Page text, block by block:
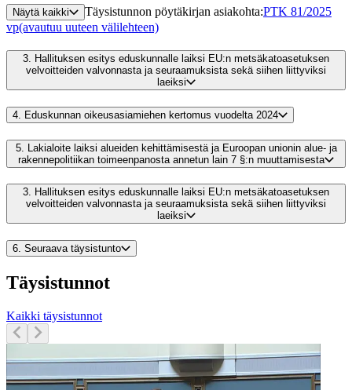
Näytä kaikki Täysistunnon pöytäkirjan asiakohta:PTK 81/2025
vp(avautuu uuteen välilehteen)
3. Hallituksen esitys eduskunnalle laiksi EU:n metsäkatoasetuksen
velvoitteiden valvonnasta ja seuraamuksista sekä siihen liittyviksi
laeiksi
4. Eduskunnan oikeusasiamiehen kertomus vuodelta 2024
5.
Lakialoite laiksi alueiden kehittämisestä ja Euroopan unionin alue- ja
rakennepolitiikan toimeenpanosta annetun lain 7 §:n muuttamisesta
3. Hallituksen esitys eduskunnalle laiksi EU:n metsäkatoasetuksen
velvoitteiden valvonnasta ja seuraamuksista sekä siihen liittyviksi
laeiksi
6. Seuraava täysistunto
Täysistunnot
Kaikki täysistunnot